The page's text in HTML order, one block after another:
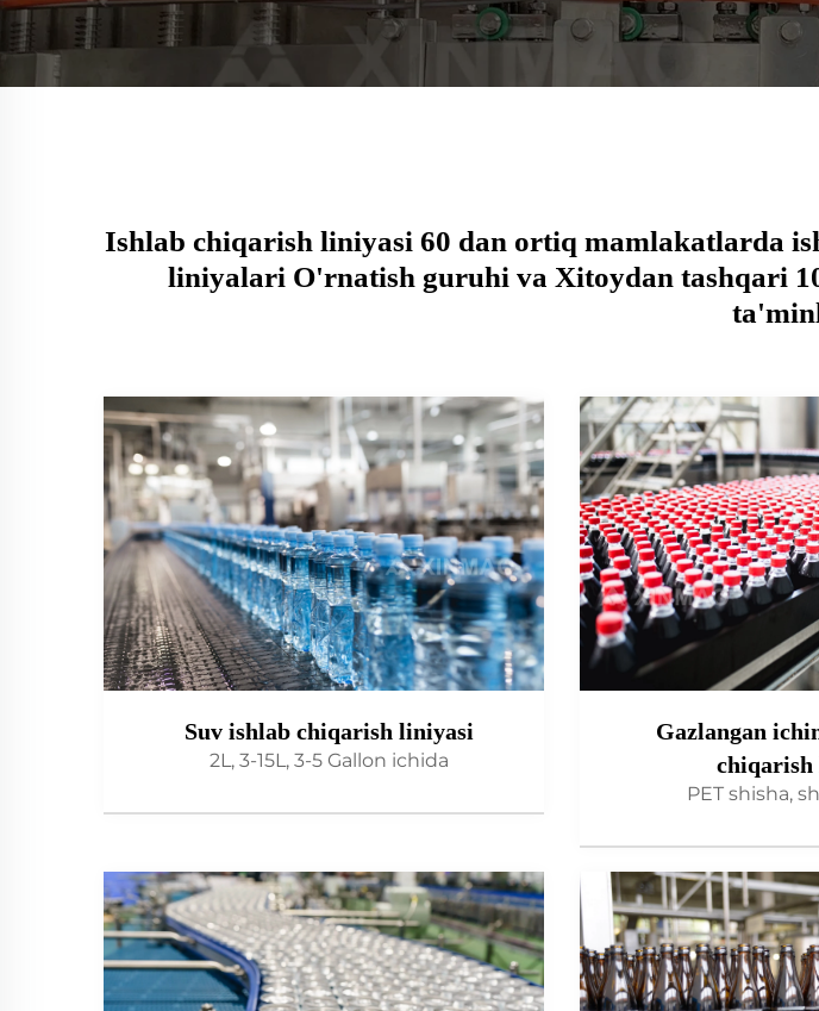
Ishlab chiqarish liniyasi 60 dan ortiq mamlakatlarda
liniyalari O'rnatish guruhi va Xitoydan tashqari
Suv ishlab chiqarish liniyasi
2L, 3-15L, 3-5 Gallon ichida
Gazlangan
PET shisha,